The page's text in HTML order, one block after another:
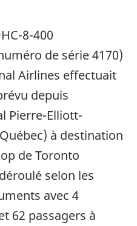
8-400
de série 4170)
Airlines effectuait
depuis
Pierre-Elliott-
à destination
de Toronto
selon les
avec 4
62 passagers à